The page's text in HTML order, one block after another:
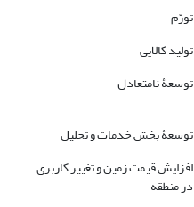
تورّم
تولید کالایی
توسعۀ نامتعادل
توسعۀ بخش خدمات و تحلیل
افزایش قیمت زمین و تغییر کاربری
در منطقه